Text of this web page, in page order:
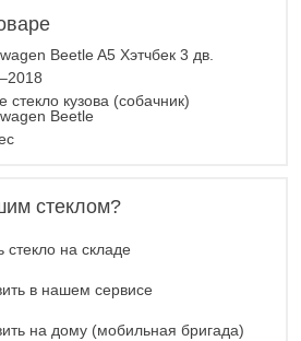
Beetle A5 Хэтчбек 3 дв.
стекло кузова (собачник)
Beetle
стеклом?
стекло на складе
в нашем сервисе
на дому (мобильная бригада)